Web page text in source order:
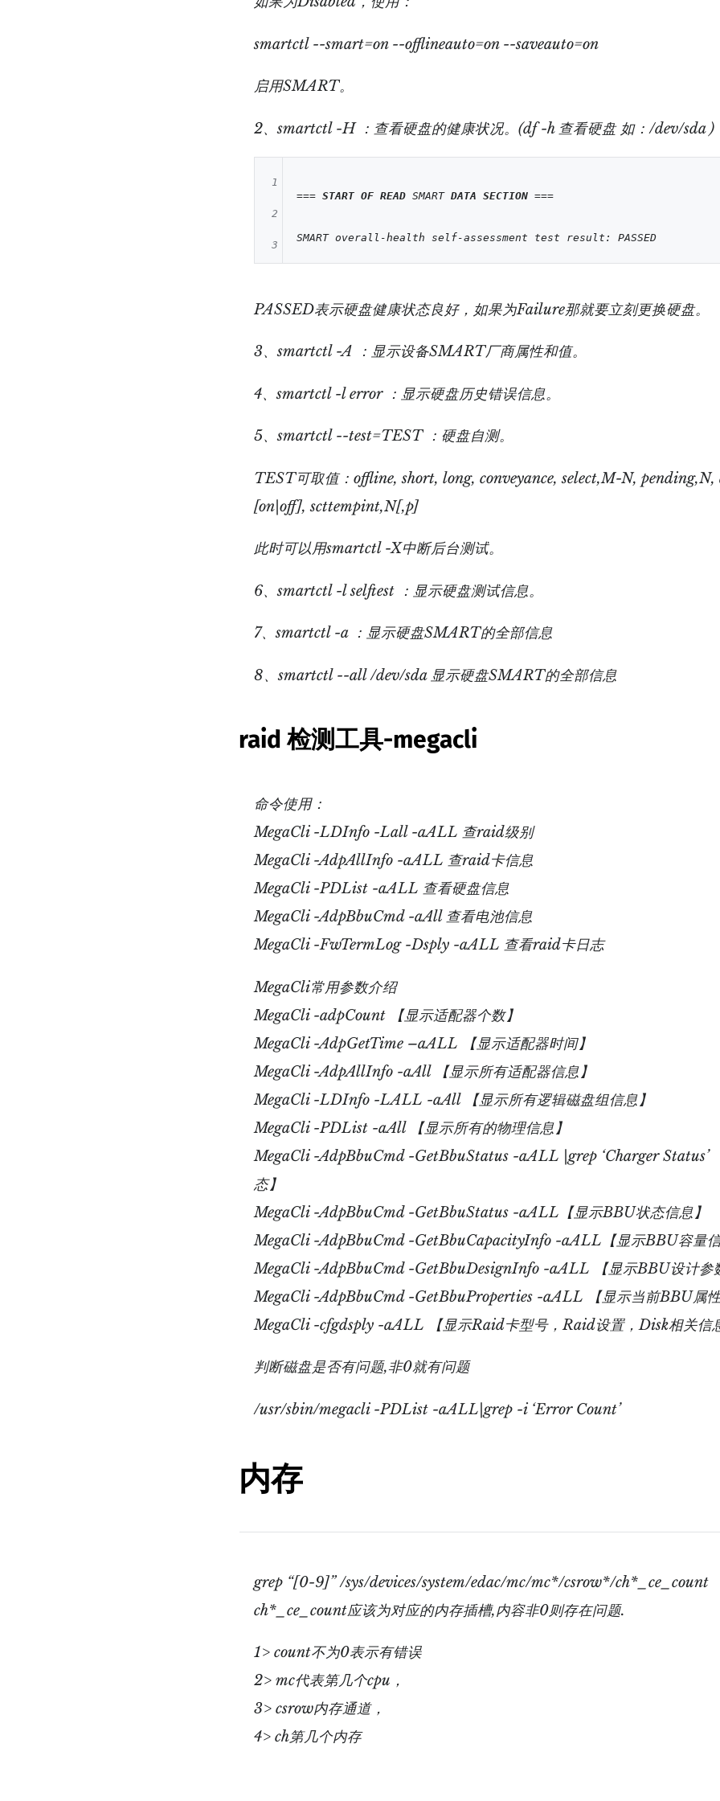
smartctl --smart=on --offlineauto=on --saveauto=on
启用SMART。
2、smartctl -H ：查看硬盘的健康状况。(df -h 查看硬盘 如：/dev/sda )
=== START OF READ SMART DATA SECTION ===
1
2
3
PASSED表示硬盘健康状态良好，如果为Failure那就要立刻更换硬盘。
3、smartctl -A ：显示设备SMART厂商属性和值。
4、smartctl -l error ：显示硬盘历史错误信息。
5、smartctl --test=TEST ：硬盘自测。
TEST可取值：offline, short, long, conveyance, select,M-N, pending,N,
[on|off], scttempint,N[,p]
此时可以用smartctl -X中断后台测试。
6、smartctl -l selftest ：显示硬盘测试信息。
7、smartctl -a ：显示硬盘SMART的全部信息
8、smartctl --all /dev/sda 显示硬盘SMART的全部信息
raid 检测工具-megacli
命令使用：
MegaCli -LDInfo -Lall -aALL 查raid级别
MegaCli -AdpAllInfo -aALL 查raid卡信息
MegaCli -PDList -aALL 查看硬盘信息
MegaCli -AdpBbuCmd -aAll 查看电池信息
MegaCli -FwTermLog -Dsply -aALL 查看raid卡日志
MegaCli常用参数介绍
MegaCli -adpCount 【显示适配器个数】
MegaCli -AdpGetTime –aALL 【显示适配器时间】
MegaCli -AdpAllInfo -aAll 【显示所有适配器信息】
MegaCli -LDInfo -LALL -aAll 【显示所有逻辑磁盘组信息】
MegaCli -PDList -aAll 【显示所有的物理信息】
MegaCli -AdpBbuCmd -GetBbuStatus -aALL |grep ‘Charger Status’
态】
MegaCli -AdpBbuCmd -GetBbuStatus -aALL【显示BBU状态信息】
MegaCli -AdpBbuCmd -GetBbuCapacityInfo -aALL【显示BBU容量信
MegaCli -AdpBbuCmd -GetBbuDesignInfo -aALL 【显示BBU设计参
MegaCli -AdpBbuCmd -GetBbuProperties -aALL 【显示当前BBU属性
MegaCli -cfgdsply -aALL 【显示Raid卡型号，Raid设置，Disk相关信
判断磁盘是否有问题,非0就有问题
/usr/sbin/megacli -PDList -aALL|grep -i ‘Error Count’
内存
grep “[0-9]” /sys/devices/system/edac/mc/mc*/csrow*/ch*_ce_count
ch*_ce_count应该为对应的内存插槽,内容非0则存在问题.
1> count不为0表示有错误
2> mc代表第几个cpu，
3> csrow内存通道，
4> ch第几个内存